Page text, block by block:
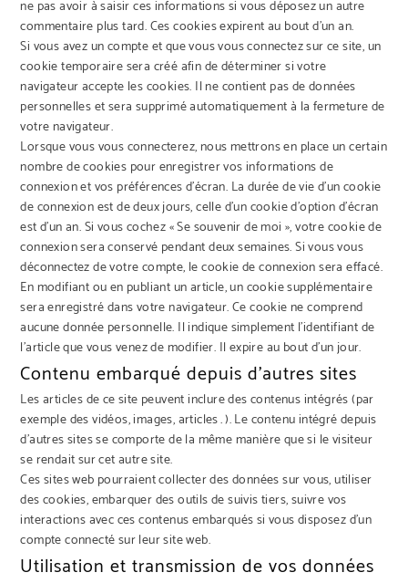
ne pas avoir à saisir ces informations si vous déposez un autre
commentaire plus tard. Ces cookies expirent au bout d’un an.
Si vous avez un compte et que vous vous connectez sur ce site, un
cookie temporaire sera créé afin de déterminer si votre
navigateur accepte les cookies. Il ne contient pas de données
personnelles et sera supprimé automatiquement à la fermeture de
votre navigateur.
Lorsque vous vous connecterez, nous mettrons en place un certain
nombre de cookies pour enregistrer vos informations de
connexion et vos préférences d’écran. La durée de vie d’un cookie
de connexion est de deux jours, celle d’un cookie d’option d’écran
est d’un an. Si vous cochez « Se souvenir de moi », votre cookie de
connexion sera conservé pendant deux semaines. Si vous vous
déconnectez de votre compte, le cookie de connexion sera effacé.
En modifiant ou en publiant un article, un cookie supplémentaire
sera enregistré dans votre navigateur. Ce cookie ne comprend
aucune donnée personnelle. Il indique simplement l’identifiant de
l’article que vous venez de modifier. Il expire au bout d’un jour.
Contenu embarqué depuis d’autres sites
Les articles de ce site peuvent inclure des contenus intégrés (par
exemple des vidéos, images, articles…). Le contenu intégré depuis
d’autres sites se comporte de la même manière que si le visiteur
se rendait sur cet autre site.
Ces sites web pourraient collecter des données sur vous, utiliser
des cookies, embarquer des outils de suivis tiers, suivre vos
interactions avec ces contenus embarqués si vous disposez d’un
compte connecté sur leur site web.
Utilisation et transmission de vos données